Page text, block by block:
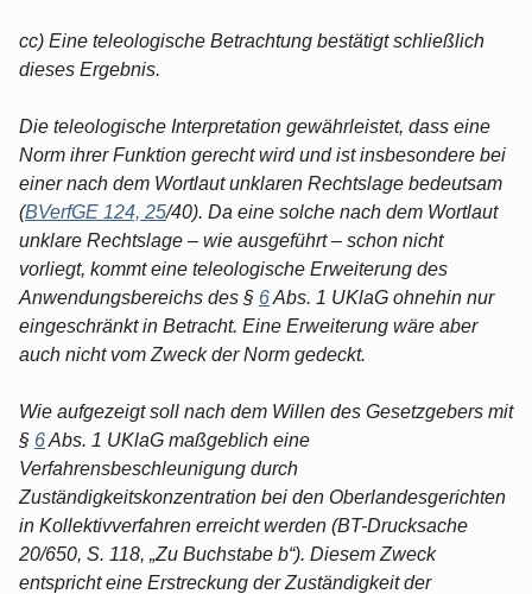
cc) Eine teleologische Betrachtung bestätigt schließlich
dieses Ergebnis.
Die teleologische Interpretation gewährleistet, dass eine
Norm ihrer Funktion gerecht wird und ist insbesondere bei
einer nach dem Wortlaut unklaren Rechtslage bedeutsam
(BVerfGE 124, 25/40). Da eine solche nach dem Wortlaut
unklare Rechtslage – wie ausgeführt – schon nicht
vorliegt, kommt eine teleologische Erweiterung des
Anwendungsbereichs des § 6Abs. 1 UKlaG ohnehin nur
eingeschränkt in Betracht. Eine Erweiterung wäre aber
auch nicht vom Zweck der Norm gedeckt.
Wie aufgezeigt soll nach dem Willen des Gesetzgebers mit
§ 6Abs. 1 UKlaG maßgeblich eine
Verfahrensbeschleunigung durch
Zuständigkeitskonzentration bei den Oberlandesgerichten
in Kollektivverfahren erreicht werden (BT-Drucksache
20/650, S. 118, „Zu Buchstabe b“). Diesem Zweck
entspricht eine Erstreckung der Zuständigkeit der